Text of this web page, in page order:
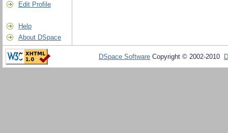
Edit Profile
Help
About DSpace
DSpace Software Copyright © 2002-2010